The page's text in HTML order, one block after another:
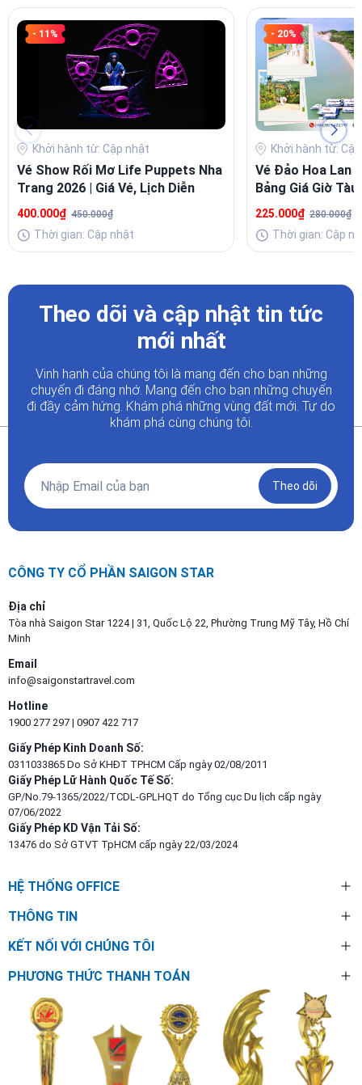
- 11%
Khởi hành từ: Cập nhật
Vé Show Rối Mơ Life Puppets Nha
Trang 2026 | Giá Vé, Lịch Diễn
400.000₫ 450.000₫
Thời gian: Cập nhật
- 20%
Khởi hành từ:
Vé Đảo Hoa Lan
Bảng Giá Giờ
Travel
225.000₫ 280.000₫
Thời gian: Cập
Theo dõi và cập nhật tin tức
mới nhất
Vinh hạnh của chúng tôi là mang đến cho bạn những
chuyến đi đáng nhớ. Mang đến cho bạn những chuyến
đi đầy cảm hứng. Khám phá những vùng đất mới. Tự do
khám phá cùng chúng tôi.
Theo dõi
CÔNG TY CỔ PHẦN SAIGON STAR
Địa chỉ
Tòa nhà Saigon Star 1224 | 31, Quốc Lộ 22, Phường Trung Mỹ Tây, Hồ Chí
Minh
Email
info@saigonstartravel.com
Hotline
1900 277 297 | 0907 422 717
Giấy Phép Kinh Doanh Số:
0311033865 Do Sở KHĐT TPHCM Cấp ngày 02/08/2011
Giấy Phép Lữ Hành Quốc Tế Số:
GP/No.79-1365/2022/TCDL-GPLHQT do Tổng cục Du lịch cấp ngày
07/06/2022
Giấy Phép KD Vận Tải Số:
13476 do Sở GTVT TpHCM cấp ngày 22/03/2024
HỆ THỐNG OFFICE
THÔNG TIN
KẾT NỐI VỚI CHÚNG TÔI
PHƯƠNG THỨC THANH TOÁN